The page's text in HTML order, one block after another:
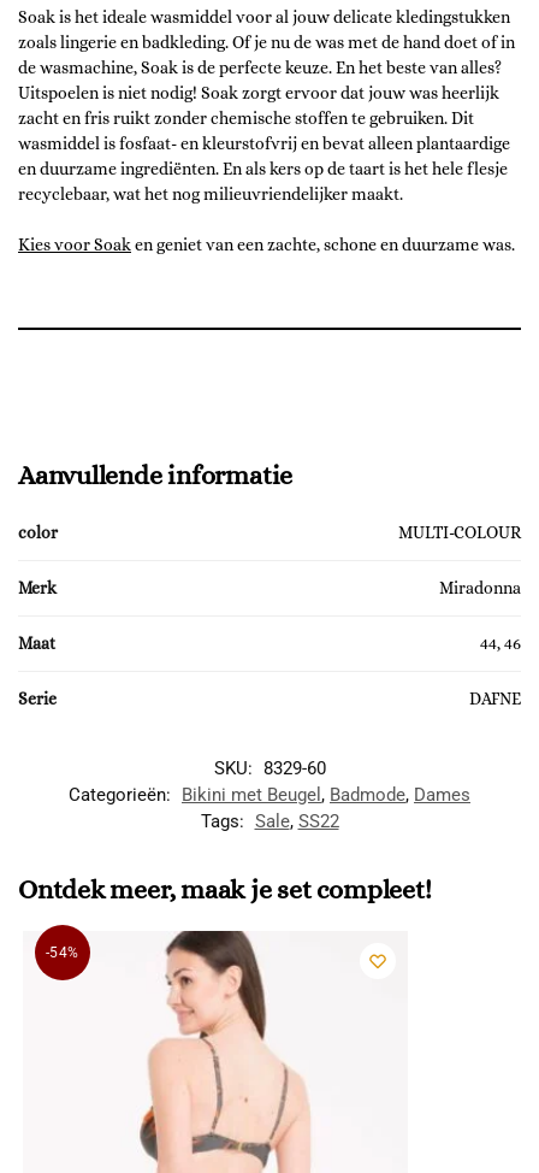
Soak is het ideale wasmiddel voor al jouw delicate kledingstukken
zoals lingerie en badkleding. Of je nu de was met de hand doet of in
de wasmachine, Soak is de perfecte keuze. En het beste van alles?
Uitspoelen is niet nodig! Soak zorgt ervoor dat jouw was heerlijk
zacht en fris ruikt zonder chemische stoffen te gebruiken. Dit
wasmiddel is fosfaat- en kleurstofvrij en bevat alleen plantaardige
en duurzame ingrediënten. En als kers op de taart is het hele flesje
recyclebaar, wat het nog milieuvriendelijker maakt.
Kies voor Soaken geniet van een zachte, schone en duurzame was.
Aanvullende informatie
color MULTI-COLOUR
Merk Miradonna
Maat 44, 46
Serie DAFNE
SKU: 8329-60
Categorieën:
Bikini met Beugel , Badmode, Dames
Tags: Sale, SS22
Ontdek meer, maak je set compleet!
-54%